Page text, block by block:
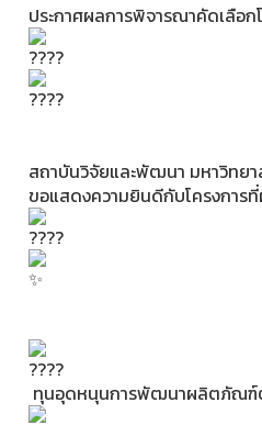
ประกาศผลการพิจารณาคัดเลือก
สถาบันวิจัยและพัฒนา มหาวิทย
ขอแสดงความยินดีกับโครงการ
ทุนอุดหนุนการพัฒนาผลิตภัณฑ์